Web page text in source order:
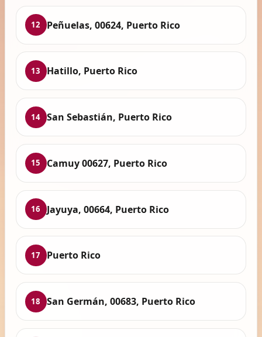
12 Peñuelas, 00624, Puerto Rico
13 Hatillo, Puerto Rico
14 San Sebastián, Puerto Rico
15 Camuy 00627, Puerto Rico
16 Jayuya, 00664, Puerto Rico
17 Puerto Rico
18 San Germán, 00683, Puerto Rico